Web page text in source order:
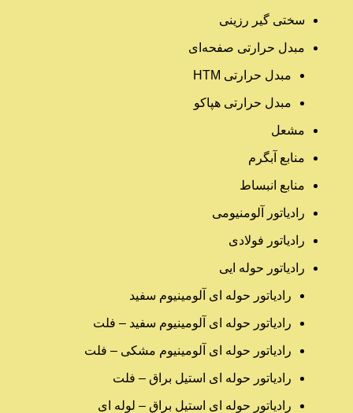
سختی گیر رزینی
مبدل حرارتی صفحه‌ای
مبدل حرارتی HTM‎
مبدل حرارتی هپاکو
مشعل
منابع آبگرم
منابع انبساط
رادیاتور آلومنیومی
رادیاتور فولادی
رادیاتور حوله ایی
رادیاتور حوله ای آلومینیوم سفید
رادیاتور حوله ای آلومینیوم سفید – فلت
رادیاتور حوله ای آلومینیوم مشکی – فلت
رادیاتور حوله ای استیل براق – فلت
رادیاتور حوله ای استیل براق – لوله ای